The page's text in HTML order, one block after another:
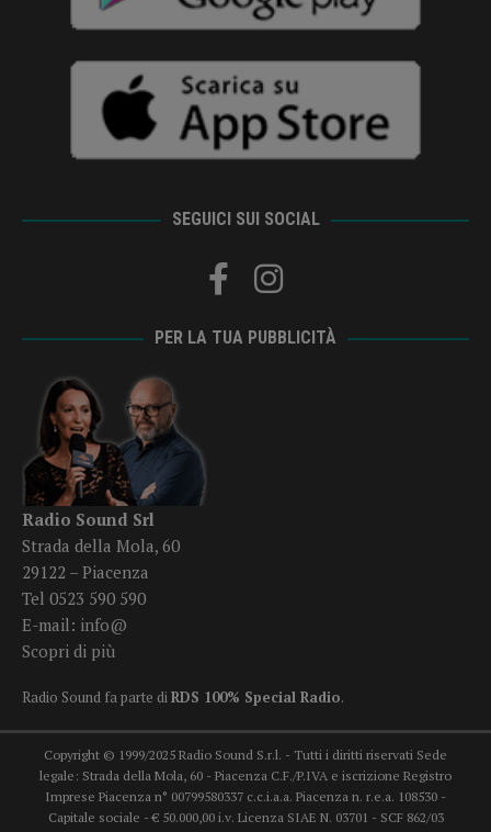
SEGUICI SUI SOCIAL
PER LA TUA PUBBLICITÀ
Radio Sound Srl
Strada della Mola, 60
29122 – Piacenza
Tel 0523 590 590
E-mail: info@
Scopri di più
Radio Sound fa parte diRDS 100% Special Radio.
Copyright © 1999/2025 Radio Sound S.r.l. - Tutti i diritti riservati Sede
legale: Strada della Mola, 60 - Piacenza C.F./P.IVA e iscrizione Registro
Imprese Piacenza n° 00799580337 c.c.i.a.a. Piacenza n. r.e.a. 108530 -
Capitale sociale - € 50.000,00 i.v. Licenza SIAE N. 03701 - SCF 862/03